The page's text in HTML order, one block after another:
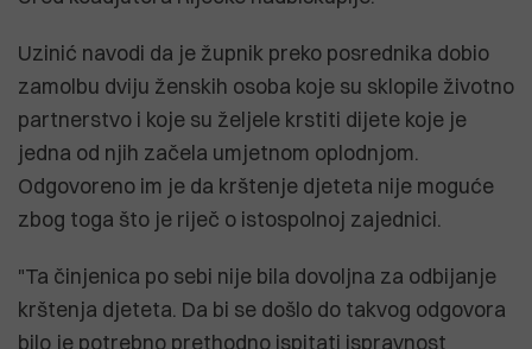
Uzinić navodi da je župnik preko posrednika dobio
zamolbu dviju ženskih osoba koje su sklopile životno
partnerstvo i koje su željele krstiti dijete koje je
jedna od njih začela umjetnom oplodnjom.
Odgovoreno im je da krštenje djeteta nije moguće
zbog toga što je riječ o istospolnoj zajednici.
"Ta činjenica po sebi nije bila dovoljna za odbijanje
krštenja djeteta. Da bi se došlo do takvog odgovora
bilo je potrebno prethodno ispitati ispravnost